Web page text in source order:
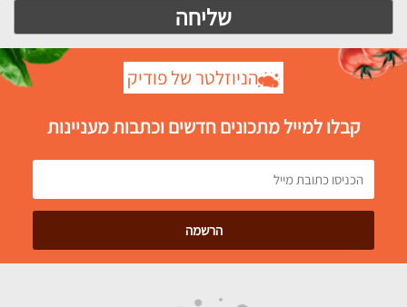
הניוזלטר של פודיק
קבלו למייל מתכונים חדשים וכתבות מעניינות